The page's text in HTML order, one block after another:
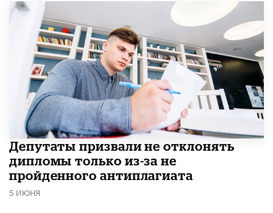
Депутаты призвали не отклонять
дипломы только из-за не
пройденного антиплагиата
5 ИЮНЯ